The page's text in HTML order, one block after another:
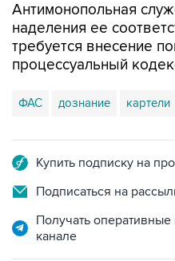
Антимонопольная
наделения ее
требуется внесение
процессуальный
ФАС дознание картели
Купить подписку на
Подписаться на
Получать
канале